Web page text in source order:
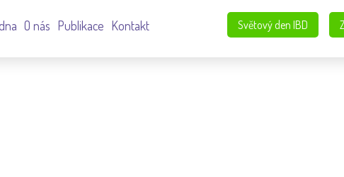
Světový den IBD
O nás Publikace Kontakt